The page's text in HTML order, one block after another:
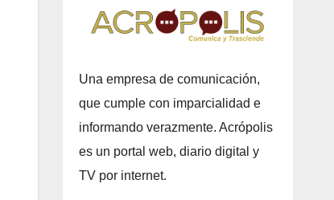
Una empresa de comunicación,
que cumple con imparcialidad e
informando verazmente. Acrópolis
es un portal web, diario digital y
TV por internet.